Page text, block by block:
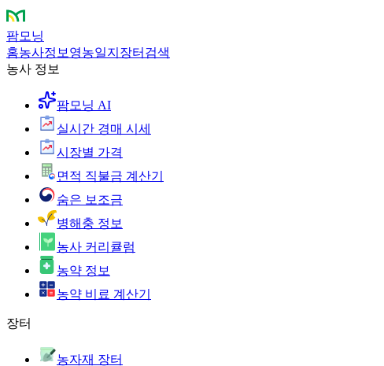
팜모닝
홈농사정보 영농일지 장터 검색
농사 정보
팜모닝 AI
실시간 경매 시세
시장별 가격
면적 직불금 계산기
숨은 보조금
병해충 정보
농사 커리큘럼
농약 정보
농약 비료 계산기
장터
농자재 장터